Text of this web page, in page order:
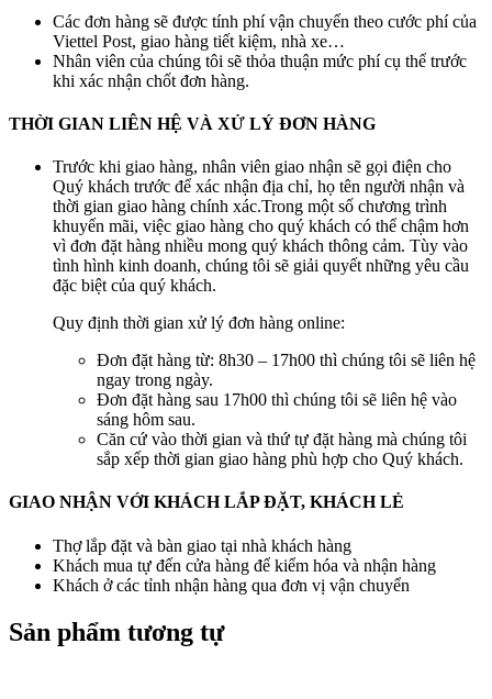
Các đơn hàng sẽ được tính phí vận chuyển theo cước phí của
Viettel Post, giao hàng tiết kiệm, nhà xe…
Nhân viên của chúng tôi sẽ thỏa thuận mức phí cụ thể trước
khi xác nhận chốt đơn hàng.
THỜI GIAN LIÊN HỆ VÀ XỬ LÝ ĐƠN HÀNG
Trước khi giao hàng, nhân viên giao nhận sẽ gọi điện cho
Quý khách trước để xác nhận địa chỉ, họ tên người nhận và
thời gian giao hàng chính xác.Trong một số chương trình
khuyến mãi, việc giao hàng cho quý khách có thể chậm hơn
vì đơn đặt hàng nhiều mong quý khách thông cảm. Tùy vào
tình hình kinh doanh, chúng tôi sẽ giải quyết những yêu cầu
đặc biệt của quý khách.
Quy định thời gian xử lý đơn hàng online:
Đơn đặt hàng từ: 8h30 – 17h00 thì chúng tôi sẽ liên hệ
ngay trong ngày.
Đơn đặt hàng sau 17h00 thì chúng tôi sẽ liên hệ vào
sáng hôm sau.
Căn cứ vào thời gian và thứ tự đặt hàng mà chúng tôi
sắp xếp thời gian giao hàng phù hợp cho Quý khách.
GIAO NHẬN VỚI KHÁCH LẮP ĐẶT, KHÁCH LẺ
Thợ lắp đặt và bàn giao tại nhà khách hàng
Khách mua tự đến cửa hàng để kiểm hóa và nhận hàng
Khách ở các tỉnh nhận hàng qua đơn vị vận chuyển
Sản phẩm tương tự